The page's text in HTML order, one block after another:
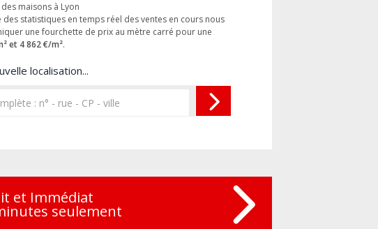
maisons à Lyon
des statistiques en temps réel des ventes en cours nous
une fourchette de prix au mètre carré pour une
et 4 862 €/m².
localisation...
et Immédiat
seulement